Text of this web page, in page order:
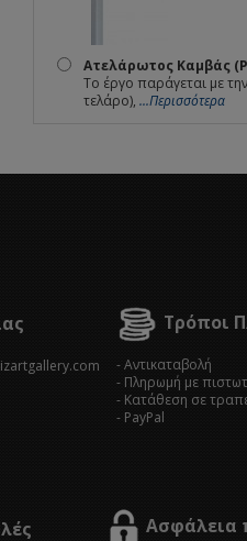
Ατελάρωτος Καμβάς
Το έργο παράγεται με
τελάρο), ...Περισσότερα
Τρόποι
- Αντικαταβολή
- Πληρωμή με
- Κατάθεση σε
- PayPal
Ασφάλεια